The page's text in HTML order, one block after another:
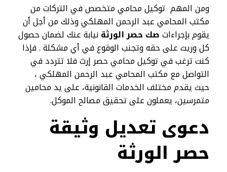
ومن المهم توكيل محامي متخصص في التركات من
مكتب المحامي عبد الرحمن المهلكي وذلك من أجل أن
يقوم بإجراءاتصك حصر الورثةنيابة عنك لضمان حصول
كل وريث على حقه وتجنب الوقوع في أي مشكلة . فإذا
كنت ترغب في توكيل محامي حصر إرث فلا تتردد في
التواصل مع مكتب المحامي عبد الرحمن المهلكي ،
حيث يقدم مختلف الخدمات القانونية، على يد محامين
متمرسين، يعملون على تحقيق مصالح الموكل.
دعوى تعديل وثيقة
حصر الورثة